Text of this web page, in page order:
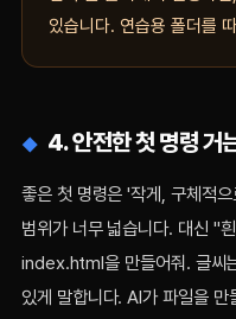
있습니다. 연습용 폴더를
4. 안전한 첫 명령 거
좋은 첫 명령은 '작게, 구체적
범위가 너무 넓습니다. 대신 "
index.html을 만들어줘. 글씨
있게 말합니다. AI가 파일을